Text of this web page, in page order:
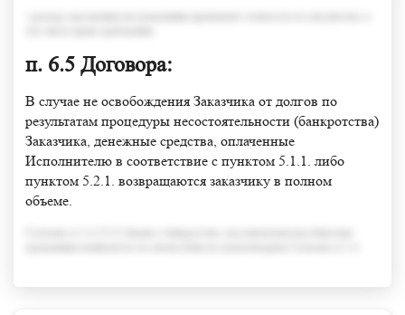
п. 6.5 Договора:
В случае не освобождения Заказчика от долгов по
результатам процедуры несостоятельности (банкротства)
Заказчика, денежные средства, оплаченные
Исполнителю в соответствие с пунктом 5.1.1. либо
пунктом 5.2.1. возвращаются заказчику в полном
объеме.